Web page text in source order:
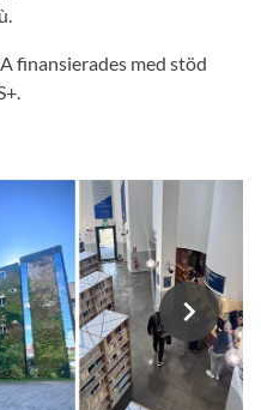
finansierades med stöd